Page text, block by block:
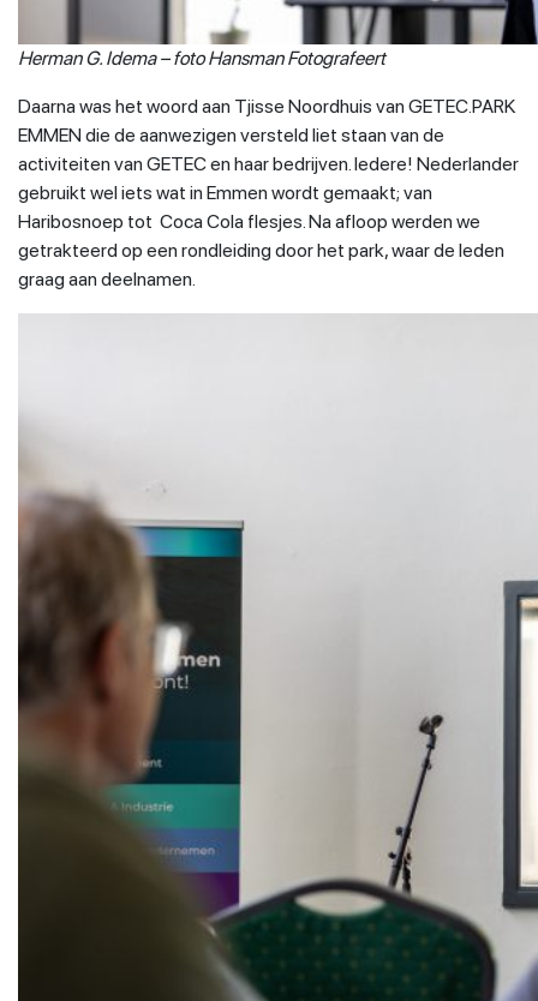
Herman G. Idema – foto Hansman Fotografeert
Daarna was het woord aan Tjisse Noordhuis van GETEC.PARK
EMMEN die de aanwezigen versteld liet staan van de
activiteiten van GETEC en haar bedrijven. Iedere! Nederlander
gebruikt wel iets wat in Emmen wordt gemaakt; van
Haribosnoep tot Coca Cola flesjes. Na afloop werden we
getrakteerd op een rondleiding door het park, waar de leden
graag aan deelnamen.